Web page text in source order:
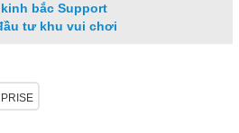
bắc Support
tư khu vui chơi